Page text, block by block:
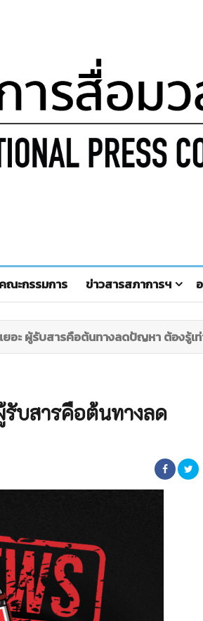
คณะกรรมการ ข่าวสารสภาการฯ
ยอะ ผู้รับสารคือต้นทางลดปัญหา ต้องรู้เ
รับสารคือต้นทางลด